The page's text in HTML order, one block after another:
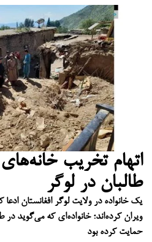
اتهام تخریب
طالبان در لوگر
یک خانواده در ولایت لوگر افغانستان
ویران کرده‌اند؛ خانواده‌ای که می‌گوید
حمایت کرده بود